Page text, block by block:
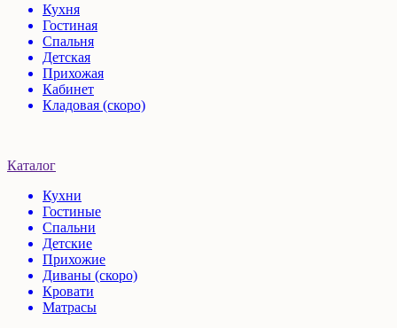
Кухня
Гостиная
Спальня
Детская
Прихожая
Кабинет
Кладовая (скоро)
Каталог
Кухни
Гостиные
Спальни
Детские
Прихожие
Диваны (скоро)
Кровати
Матрасы